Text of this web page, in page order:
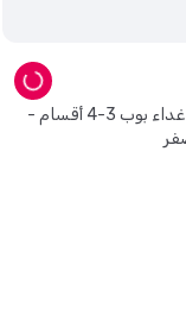
بينتغو - صندوق غداء بوب 3-4 أقسام -